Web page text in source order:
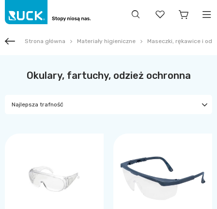
Strona główna Materiały higieniczne Maseczki, rękawice i
Okulary, fartuchy, odzież ochronna
Najlepsza trafność